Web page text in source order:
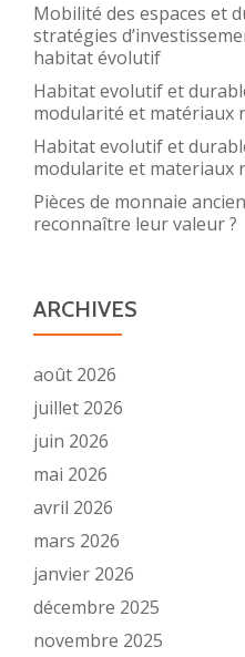
Mobilité des espaces et
stratégies
habitat évolutif
Habitat evolutif et
modularité et matériaux
Habitat evolutif et
modularite et materiaux
Pièces de monnaie
reconnaître leur valeur ?
ARCHIVES
août 2026
juillet 2026
juin 2026
mai 2026
avril 2026
mars 2026
janvier 2026
décembre 2025
novembre 2025